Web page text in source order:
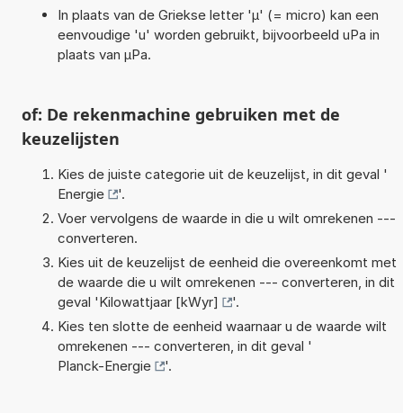
In plaats van de Griekse letter 'µ' (= micro) kan een
eenvoudige 'u' worden gebruikt, bijvoorbeeld uPa in
plaats van µPa.
of: De rekenmachine gebruiken met de
keuzelijsten
Kies de juiste categorie uit de keuzelijst, in dit geval '
Energie
'.
Voer vervolgens de waarde in die u wilt omrekenen ---
converteren.
Kies uit de keuzelijst de eenheid die overeenkomt met
de waarde die u wilt omrekenen --- converteren, in dit
geval 'Kilowattjaar [kWyr]
'.
Kies ten slotte de eenheid waarnaar u de waarde wilt
omrekenen --- converteren, in dit geval '
Planck-Energie
'.